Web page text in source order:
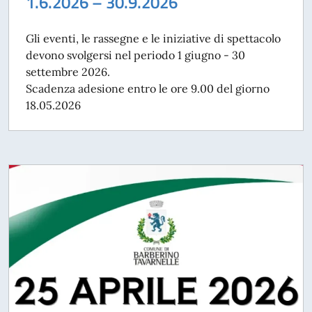
Gli eventi, le rassegne e le iniziative di spettacolo
devono svolgersi nel periodo 1 giugno - 30
settembre 2026.
Scadenza adesione entro le ore 9.00 del giorno
18.05.2026